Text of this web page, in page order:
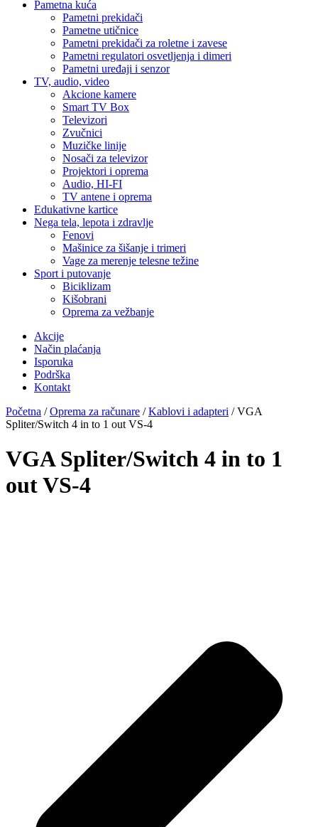
Pametna kuća
Pametni prekidači
Pametne utičnice
Pametni prekidači za roletne i zavese
Pametni regulatori osvetljenja i dimeri
Pametni uređaji i senzor
TV, audio, video
Akcione kamere
Smart TV Box
Televizori
Zvučnici
Muzičke linije
Nosači za televizor
Projektori i oprema
Audio, HI-FI
TV antene i oprema
Edukativne kartice
Nega tela, lepota i zdravlje
Fenovi
Mašinice za šišanje i trimeri
Vage za merenje telesne težine
Sport i putovanje
Biciklizam
Kišobrani
Oprema za vežbanje
Akcije
Način plaćanja
Isporuka
Podrška
Kontakt
Početna /Oprema za računare /Kablovi i adapteri / VGA
Spliter/Switch 4 in to 1 out VS-4
VGA Spliter/Switch 4 in to 1
out VS-4